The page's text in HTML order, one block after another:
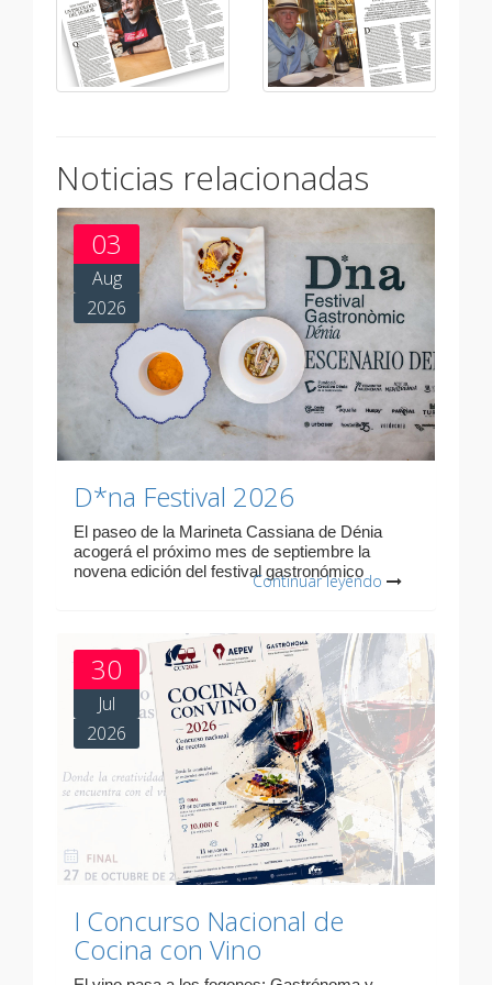
Noticias relacionadas
03
Aug
2026
D*na Festival 2026
El paseo de la Marineta Cassiana de Dénia
acogerá el próximo mes de septiembre la
novena edición del festival gastronómico
Continuar leyendo
30
Jul
2026
I Concurso Nacional de
Cocina con Vino